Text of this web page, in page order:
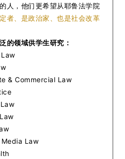
人，他们更希望从耶鲁法学院
者、是政治家、也是社会改革
的领域供学生研究：
& Commercial Law
Media Law